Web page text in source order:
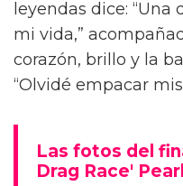
leyendas dice:
mi vida,”
corazón, brillo y la
“Olvidé empacar
Las fotos del
Drag Race'